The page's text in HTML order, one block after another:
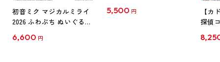
初音ミク マジカルミライ
2026 ふわぷち ぬいぐるみ
6,600 円
5,500 円
【カ
探偵
クリ